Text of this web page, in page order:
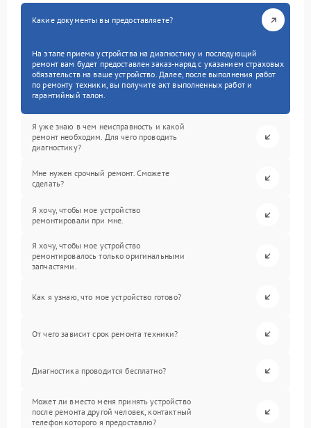
Какие документы вы предоставляете?
На этапе приема устройства на диагностику и последующий
ремонт вам будет предоставлен заказ-наряд с указанием страховых
обязательств на ваше устройство. Далее, после выполнения работ
по ремонту техники, вы получите акт выполненных работ и
гарантийный талон.
Я уже знаю в чем неисправность и какой
ремонт необходим. Для чего проводить
диагностику?
Мне нужен срочный ремонт. Сможете
сделать?
Я хочу, чтобы мое устройство
ремонтировали при мне.
Я хочу, чтобы мое устройство
ремонтировалось только оригинальными
запчастями.
Как я узнаю, что мое устройство готово?
От чего зависит срок ремонта техники?
Диагностика проводится бесплатно?
Может ли вместо меня принять устройство
после ремонта другой человек, контактный
телефон которого я предоставлю?